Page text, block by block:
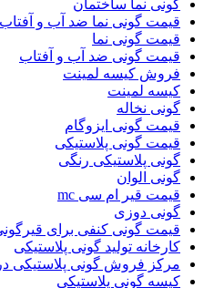
گونی نما ساختمان
قیمت گونی نما ضد آب و آفتاب
قیمت گونی نما
قیمت گونی ضد آب و آفتاب
فروش کیسه لمینت
کیسه لمینت
گونی نخاله
قیمت گونی ایزوگام
قیمت گونی پلاستیکی
گونی پلاستیکی رنگی
گونی الوان
قیمت قیر ام سی mc
گونی دوزی
قیمت گونی کنفی برای
کارخانه تولید گونی پلاستیکی
مرکز فروش گونی پلاستیکی
کیسه گونی پلاستیکی